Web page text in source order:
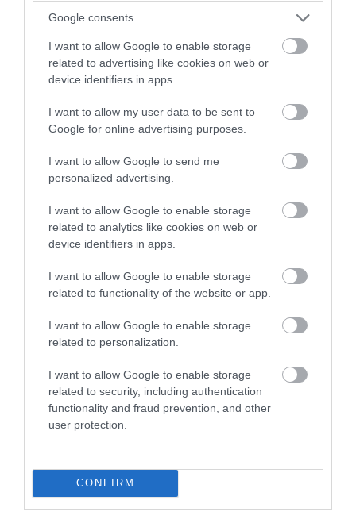
Google consents
I want to allow Google to enable storage
related to advertising like cookies on web or
device identifiers in apps.
I want to allow my user data to be sent to
Google for online advertising purposes.
I want to allow Google to send me
personalized advertising.
I want to allow Google to enable storage
related to analytics like cookies on web or
device identifiers in apps.
I want to allow Google to enable storage
related to functionality of the website or app.
I want to allow Google to enable storage
related to personalization.
I want to allow Google to enable storage
related to security, including authentication
functionality and fraud prevention, and other
user protection.
CONFIRM
Τα μέτρα για κατοικίες, επιχειρήσεις και
αγρότες μετά τις φωτιές
05.08.2026 | 19:56
PRONEWS.GR /ΚΟΙΝΩΝΙΑ
Τροχαίο σημειώθηκε στη Λεωφόρο
Κηφισού στο ύψος της γέφυρας
Καλυφτάκη
05.08.2026 | 17:15